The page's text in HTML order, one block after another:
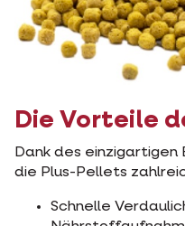
Die Vorteile
Dank des
die Plus-Pellets
Schnelle